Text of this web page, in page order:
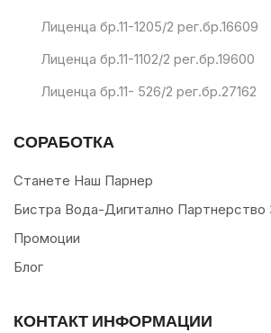
Лиценца бр.11-1205/2 рег.бр.16609
Лиценца бр.11-1102/2 рег.бр.19600
Лиценца бр.11- 526/2 рег.бр.27162
СОРАБОТКА
Станете Наш Парнер
Бистра Вода-Дигитално Партнерство
Промоции
Блог
КОНТАКТ ИНФОРМАЦИИ